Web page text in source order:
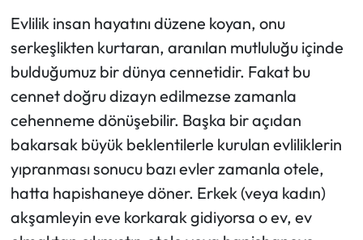
Evlilik insan hayatını düzene koyan, onu
serkeşlikten kurtaran, aranılan mutluluğu içinde
bulduğumuz bir dünya cennetidir. Fakat bu
cennet doğru dizayn edilmezse zamanla
cehenneme dönüşebilir. Başka bir açıdan
bakarsak büyük beklentilerle kurulan evliliklerin
yıpranması sonucu bazı evler zamanla otele,
hatta hapishaneye döner. Erkek (veya kadın)
akşamleyin eve korkarak gidiyorsa o ev, ev